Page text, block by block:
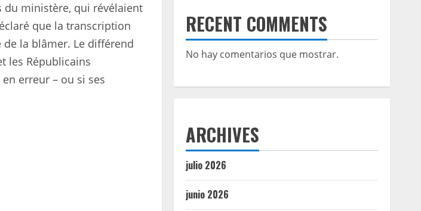
ministère, qui révélaient
que la transcription
la blâmer. Le différend
les Républicains
erreur – ou si ses
RECENT COMMENTS
No hay comentarios que mostrar.
ARCHIVES
julio 2026
junio 2026